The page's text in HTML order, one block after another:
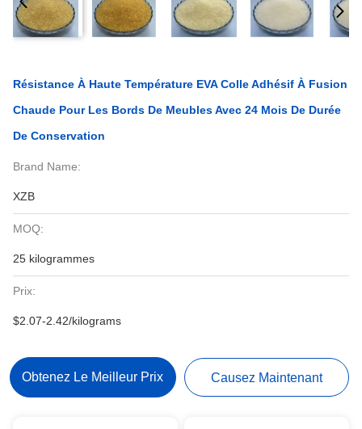
Résistance À Haute Température EVA Colle Adhésif À Fusion
Chaude Pour Les Bords De Meubles Avec 24 Mois De Durée
De Conservation
Brand Name:
XZB
MOQ:
25 kilogrammes
Prix:
$2.07-2.42/kilograms
Obtenez Le Meilleur Prix Causez Maintenant